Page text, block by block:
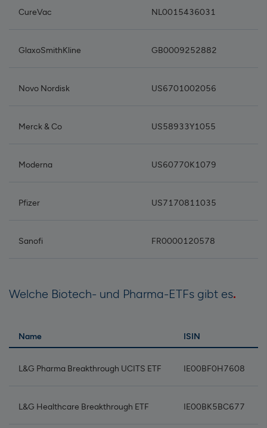
CureVac NL0015436031
GlaxoSmithKline GB0009252882
Novo Nordisk US6701002056
Merck & Co US58933Y1055
Moderna US60770K1079
Pfizer US7170811035
Sanofi FR0000120578
Welche Biotech- und Pharma-ETFs gibt es
Name ISIN
L&G Pharma Breakthrough UCITS ETF IE00BF0H7608
L&G Healthcare Breakthrough ETF IE00BK5BC677